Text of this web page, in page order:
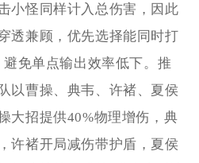
小怪同样计入总伤害，因此
透兼顾，优先选择能同时打
免单点输出效率低下。推
以曹操、典韦、许褚、夏侯
大招提供40%物理增伤，典
许褚开局减伤带护盾，夏侯